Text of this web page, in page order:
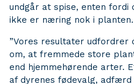
undgår at spise, enten
ikke er næring nok i planten.
”Vores resultater udfordrer
om, at fremmede store
end hjemmehørende arter.
af dyrenes fødevalg, adfærd